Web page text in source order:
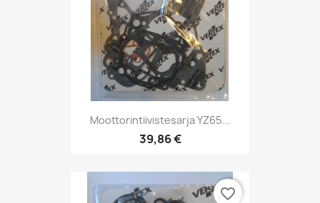
Moottorintiivistesarja YZ65...
39,86 €
favorite_border